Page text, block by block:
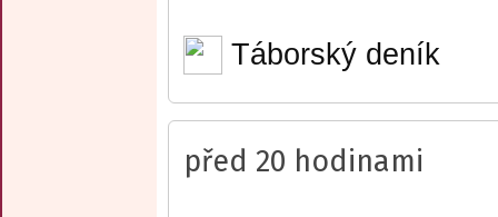
Táborský deník
před 20 hodinami